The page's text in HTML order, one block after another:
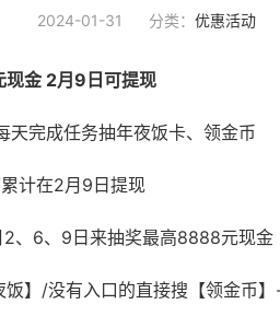
2024-01-31 分类： 优惠活动
金 2月9日可提现
天完成任务抽年夜饭卡、领金币
计在2月9日提现
、6、9日来抽奖最高8888元现金
】/没有入口的直接搜【领金币